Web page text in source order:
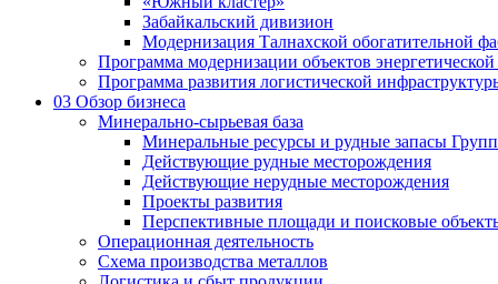
Забайкальский дивизион
Модернизация Талнахской обогатительной
Программа модернизации объектов
Программа развития логистической
03 Обзор бизнеса
Минерально-сырьевая база
Минеральные ресурсы и рудные запасы
Действующие рудные месторождения
Действующие нерудные месторождения
Проекты развития
Перспективные площади и поисковые
Операционная деятельность
Схема производства металлов